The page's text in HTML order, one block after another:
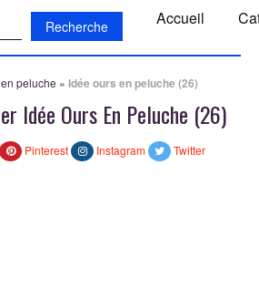
Accueil
peluche » Idée ours en peluche (26)
Idée Ours En Peluche (26)
Pinterest Instagram Twitter